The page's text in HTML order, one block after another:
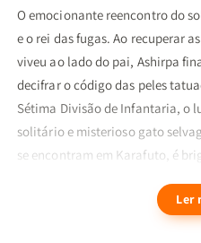
O emocionante reencontro do
e o rei das fugas. Ao recuperar
viveu ao lado do pai, Ashirpa
decifrar o código das peles
Sétima Divisão de Infantaria, o
solitário e misterioso gato
se encontram em Karafuto, é
Ler